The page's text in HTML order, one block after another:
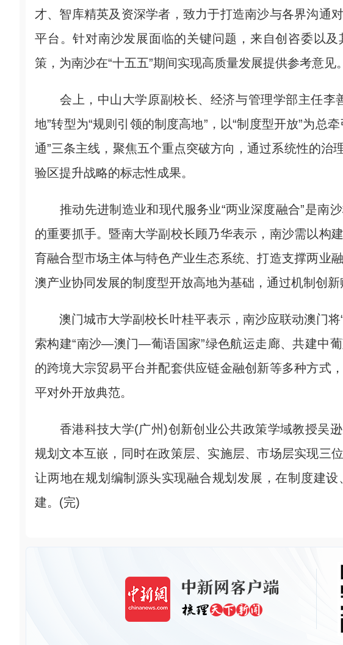
才、智库精英及资深学者，致力于打造南沙与各界沟通
平台。针对南沙发展面临的关键问题，来自创咨委以
策，为南沙在“十五五”期间实现高质量发展提供参考意见。
会上，中山大学原副校长、经济与管理学部主任李
地”转型为“规则引领的制度高地”，以“制度型开放”为总
通”三条主线，聚焦五个重点突破方向，通过系统性的治
验区提升战略的标志性成果。
推动先进制造业和现代服务业“两业深度融合”是南沙
的重要抓手。暨南大学副校长顾乃华表示，南沙需以构
育融合型市场主体与特色产业生态系统、打造支撑两业
澳产业协同发展的制度型开放高地为基础，通过机制创新
澳门城市大学副校长叶桂平表示，南沙应联动澳门将“
索构建“南沙—澳门—葡语国家”绿色航运走廊、共建中
的跨境大宗贸易平台并配套供应链金融创新等多种方式
平对外开放典范。
香港科技大学(广州)创新创业公共政策学域教授吴逊
规划文本互嵌，同时在政策层、实施层、市场层实现三
让两地在规划编制源头实现融合规划发展，在制度建
建。(完)